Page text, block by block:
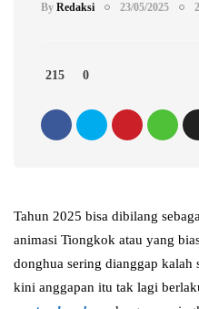
By Redaksi 23/05/2025
215 0
Tahun 2025 bisa dibilang
animasi Tiongkok atau yang
donghua sering dianggap kalah
kini anggapan itu tak lagi